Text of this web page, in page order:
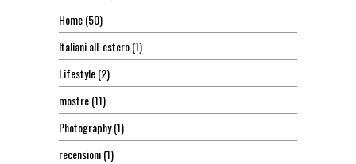
Home(50)
Italiani all' estero(1)
Lifestyle(2)
mostre(11)
Photography(1)
recensioni(1)